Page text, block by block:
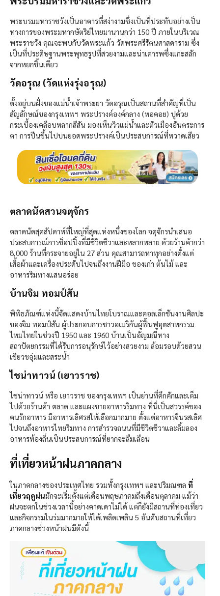
พระบรมมหาราชวังเป็นอาคารที่สง่างามซึ่งเป็นที่ประทับอย่างเป็น
ทางการของพระมหากษัตริย์ไทยมานานกว่า 150 ปี ภายในบริเวณ
พระราชวัง คุณจะพบกับวัดพระแก้ว วัดพระศรีรัตนศาสดาราม ซึ่ง
เป็นที่ประดิษฐานพระพุทธรูปที่สวยงามและน่าเคารพซึ่งแกะสลัก
จากหยกชิ้นเดียว
วัดอรุณ (วัดแห่งรุ่งอรุณ)
ตั้งอยู่บนฝั่งของแม่น้ำเจ้าพระยา วัดอรุณเป็นสถานที่สำคัญที่เป็น
สัญลักษณ์ของกรุงเทพฯ พระปรางค์องค์กลาง (หอคอย) ปูด้วย
กระเบื้องเคลือบหลากสีสัน มองเห็นวิวแม่น้ำและตัวเมืองอันตระการ
ตา การปีนขึ้นไปบนยอดพระปรางค์เป็นประสบการณ์ที่หวาดเสียว
ตลาดนัดสวนจตุจักร
ตลาดนัดสุดสัปดาห์ที่ใหญ่ที่สุดแห่งหนึ่งของโลก จตุจักรนำเสนอ
ประสบการณ์การช็อปปิ้งที่มีชีวิตชีวาและหลากหลาย ด้วยร้านค้ากว่า
8,000 ร้านที่กระจายอยู่ใน 27 ส่วน คุณสามารถหาทุกอย่างตั้งแต่
เสื้อผ้าและเครื่องประดับไปจนถึงงานฝีมือ ของเก่า ต้นไม้ และ
อาหารริมทางแสนอร่อย
บ้านจิม ทอมป์สัน
พิพิธภัณฑ์แห่งนี้จัดแสดงบ้านไทยโบราณและคอลเล็กชันงานศิลปะ
ของจิม ทอมป์สัน ผู้ประกอบการชาวอเมริกันผู้ฟื้นฟูอุตสาหกรรม
ไหมไทยในช่วงปี 1950 และ 1960 บ้านเป็นอัญมณีทาง
สถาปัตยกรรมที่ได้รับการอนุรักษ์ไว้อย่างสวยงาม ล้อมรอบด้วยสวน
เขียวชอุ่มและสระน้ำ
ไชน่าทาวน์ (เยาวราช)
ไชน่าทาวน์ หรือ เยาวราช ของกรุงเทพฯ เป็นย่านที่คึกคักและเต็ม
ไปด้วยร้านค้า ตลาด และแผงขายอาหารริมทาง ที่นี่เป็นสวรรค์ของ
คนรักอาหาร มีอาหารเลิศรสให้เลือกมากมาย ตั้งแต่อาหารจีนรสเลิศ
ไปจนถึงอาหารไทยริมทาง การสำรวจถนนที่มีชีวิตชีวาและลิ้มลอง
อาหารท้องถิ่นเป็นประสบการณ์ที่ยากจะลืมเลือน
ที่เที่ยวหน้าฝนภาคกลาง
ในภาคกลางของประเทศไทย รวมทั้งกรุงเทพฯ และปริมณฑล ที่
เที่ยวฤดูฝนมักจะเริ่มตั้งแต่เดือนพฤษภาคมถึงเดือนตุลาคม แม้ว่า
ฝนจะตกในช่วงเวลานี้อย่างคาดเดาไม่ได้ แต่ก็ยังมีสถานที่ท่องเที่ยว
และกิจกรรมในร่มมากมายให้ได้เพลิดเพลิน 5 อันดับสถานที่เที่ยว
ภาคกลางช่วงหน้าฝนมีดังนี้